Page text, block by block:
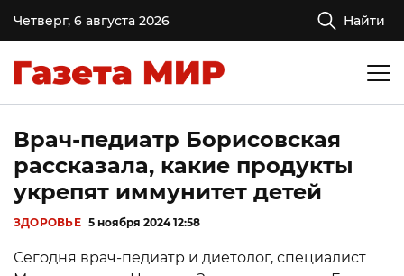
Четверг, 6 августа 2026 Найти
Врач-педиатр Борисовская
рассказала, какие продукты
укрепят иммунитет детей
ЗДОРОВЬЕ 5 ноября 2024 12:58
Сегодня врач-педиатр и диетолог, специалист